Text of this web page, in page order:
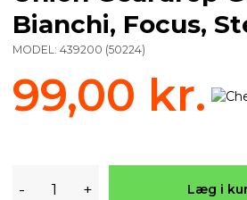
Bianchi, Focus,
MODEL: 439200 (50224)
99,00 kr.
- + Læg i